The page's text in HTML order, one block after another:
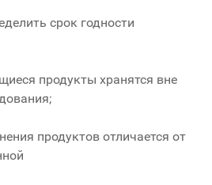
срок годности
продукты хранятся вне
продуктов отличается от